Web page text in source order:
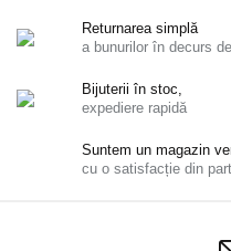
Returnarea simplă
a bunurilor în decurs
Bijuterii în stoc,
expediere rapidă
Suntem un magazin
cu o satisfacție din